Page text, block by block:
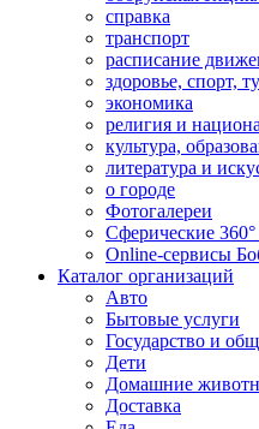
справка
транспорт
расписание
здоровье, спорт,
экономика
религия и
культура,
литература и
о городе
Фотогалереи
Сферические
Online-сервисы
Каталог организаций
Авто
Бытовые услуги
Государство и
Дети
Домашние
Доставка